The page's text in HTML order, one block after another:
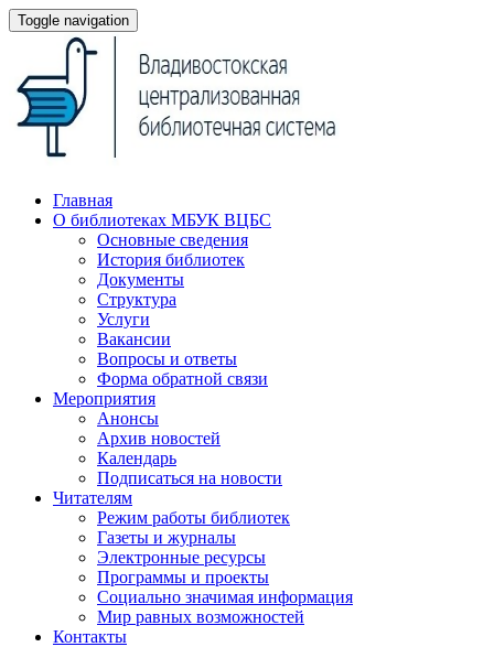
Toggle navigation
Главная
О библиотеках МБУК ВЦБС
Основные сведения
История библиотек
Документы
Структура
Услуги
Вакансии
Вопросы и ответы
Форма обратной связи
Мероприятия
Анонсы
Архив новостей
Календарь
Подписаться на новости
Читателям
Режим работы библиотек
Газеты и журналы
Электронные ресурсы
Программы и проекты
Социально значимая информация
Мир равных возможностей
Контакты